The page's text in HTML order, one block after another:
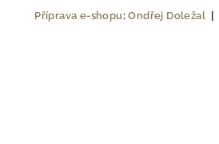
Příprava e-shopu:Ondřej Doležal|